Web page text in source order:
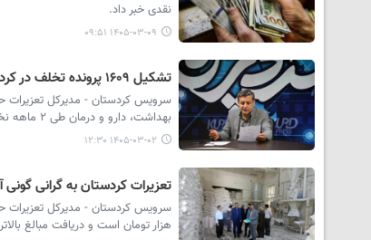
نقدی خبر داد.
۱۴۰۵-۰۳-۰۹ ۰۹:۵۱
تشکیل ۱۶۰۹ پرونده تخلف در کردستان/۳۶ واحد صنفی پلمب شد
بهداشت، دارو و درمان طی ۲ ماهه نخست سال جاری خبر داد و گفت: در این مدت ۳۶ واحد صنفی متخلف در استان پلمب شد.
۱۴۰۵-۰۳-۰۲ ۱۲:۳۰
تعزیرات کردستان به گرانی گونی آرد ورود
هزار تومان است و دریافت مبالغ